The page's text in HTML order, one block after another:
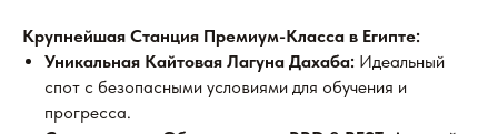
Крупнейшая Станция Премиум-Класса в Египте:
Уникальная Кайтовая Лагуна Дахаба: Идеальный
спот с безопасными условиями для обучения и
прогресса.